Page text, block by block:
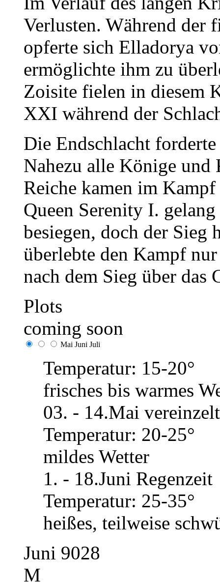
Verlusten. Während der
opferte sich Elladorya
ermöglichte ihm zu
Zoisite fielen in diesem
XXI während der
Die Endschlacht
Nahezu alle Könige
Reiche kamen im
Queen Serenity I.
besiegen, doch der Sieg
überlebte den Kampf
nach dem Sieg über das
Plots
coming soon
Mai Juni Juli
Temperatur: 15-20°
frisches bis warmes
03. - 14.Mai
Temperatur: 20-25°
mildes Wetter
1. - 18.Juni Regenzeit
Temperatur: 25-35°
heißes, teilweise
Juni 9028
M